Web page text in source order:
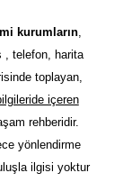
kurumların,
, telefon, harita
toplayan,
içeren
rehberidir.
yönlendirme
ilgisi yoktur